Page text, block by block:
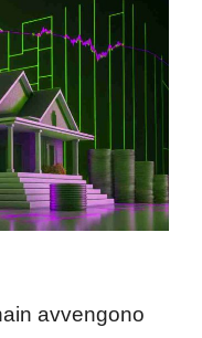
avvengono